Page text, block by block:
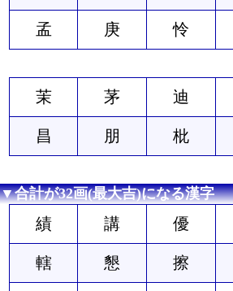
孟 庚 怜
茉 茅 迪
昌 朋 枇
▼合計が32画(最大吉)になる漢字
績 講 優
轄 懇 擦